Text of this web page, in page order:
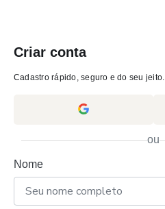
Criar conta
Cadastro rápido, seguro e do seu jeito.
ou
Nome